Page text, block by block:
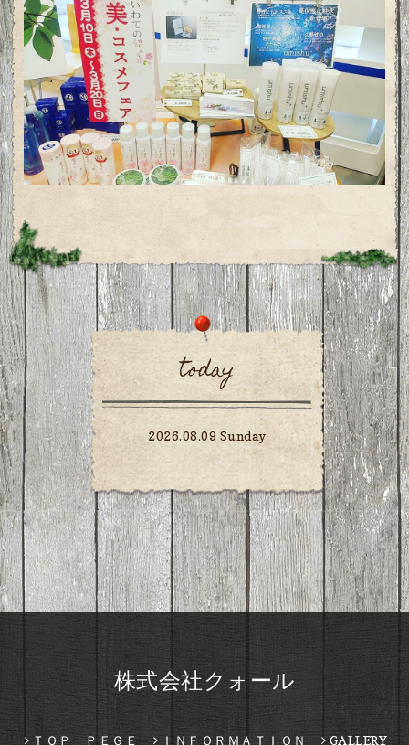
today
2026.08.09 Sunday
株式会社クォール
ＴＯＰ ＰＥＧＥ ＩＮＦＯＲＭＡＴＩＯＮ GALLERY